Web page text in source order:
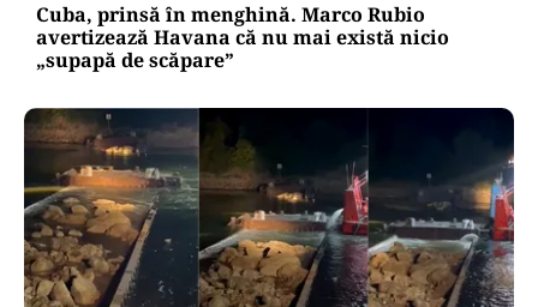
Cuba, prinsă în menghină. Marco Rubio
avertizează Havana că nu mai există nicio
„supapă de scăpare”